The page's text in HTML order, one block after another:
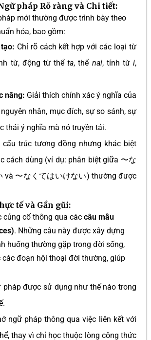
pháp Rõ ràng và Chi tiết:
mới thường được trình bày theo
hóa, bao gồm:
Chỉ rõ cách kết hợp với các loại từ
từ, động từ thểta, thể nai, tính từi,
năng: Giải thích chính xác ý nghĩa của
nhân, mục đích, sự so sánh, sự
thái ý nghĩa mà nó truyền tải.
cấu trúc tương đồng nhưng khác biệt
cách dùng (ví dụ: phân biệt giữa 〜な
và 〜なくてはいけない) thường được
tế và Gần gũi:
củng cố thông qua các câu mẫu
. Những câu này được xây dựng
huống thường gặp trong đời sống,
các đoạn hội thoại đời thường, giúp
được sử dụng như thế nào trong
ngữ pháp thông qua việc liên kết với
thay vì chỉ học thuộc lòng công thức